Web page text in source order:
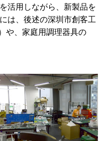
活用しながら、新製品を
は、後述の深圳市創客工
や、家庭用調理器具の